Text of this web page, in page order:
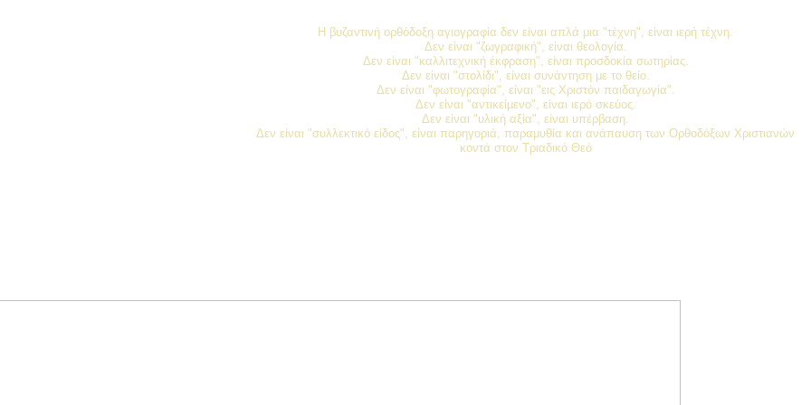
Η βυζαντινή ορθόδοξη αγιογραφία δεν είναι απλά μια "τέχνη", είναι ιερή τέχνη.
Δεν είναι "ζωγραφική", είναι θεολογία.
Δεν είναι "καλλιτεχνική έκφραση", είναι προσδοκία σωτηρίας.
Δεν είναι "στολίδι", είναι συνάντηση με το θείο.
Δεν είναι "φωτογραφία", είναι "εις Χριστόν παιδαγωγία".
Δεν είναι "αντικείμενο", είναι ιερό σκεύος.
Δεν είναι "υλική αξία", είναι υπέρβαση.
Δεν είναι "συλλεκτικό είδος", είναι παρηγοριά, παραμυθία και ανάπαυση των Ορθοδόξων Χριστιανών
κοντά στον Τριαδικό Θεό